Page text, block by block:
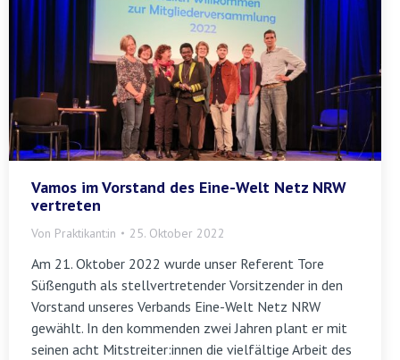
Vamos im Vorstand des Eine-Welt Netz NRW
vertreten
Von Praktikant:in 25. Oktober 2022
Am 21. Oktober 2022 wurde unser Referent Tore
Süßenguth als stellvertretender Vorsitzender in den
Vorstand unseres Verbands Eine-Welt Netz NRW
gewählt. In den kommenden zwei Jahren plant er mit
seinen acht Mitstreiter:innen die vielfältige Arbeit des